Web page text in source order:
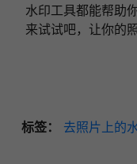
水印工具都能帮助
来试试吧，让你的
标签： 去照片上的